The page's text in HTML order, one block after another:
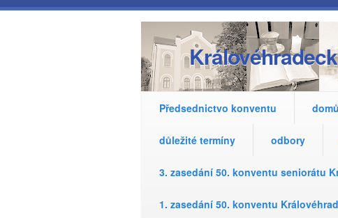
Přejít k hlavnímu obsahu
Předsednictvo konventu domů
důležité termíny odbory
3. zasedání 50. konventu seniorátu
1. zasedání 50. konventu